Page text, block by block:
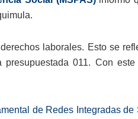
laborales. Esto se
011. Con
de Redes Integradas de